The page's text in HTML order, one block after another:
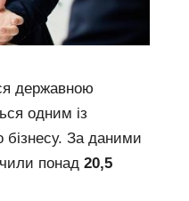
державною
одним із
бізнесу. За даними
понад 20,5